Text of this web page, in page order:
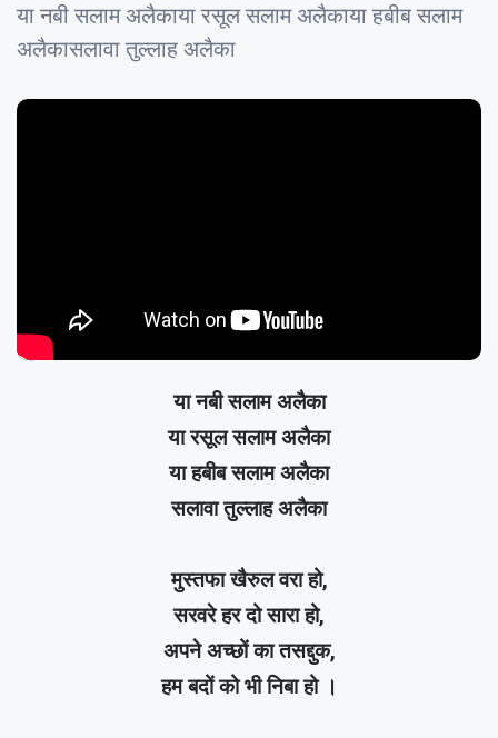
या नबी सलाम अलैकाया रसूल सलाम अलैकाया हबीब सलाम
अलैकासलावा तुल्लाह अलैका
या नबी सलाम अलैका
या रसूल सलाम अलैका
या हबीब सलाम अलैका
सलावा तुल्लाह अलैका
मुस्तफा खैरुल वरा हो,
सरवरे हर दो सारा हो,
अपने अच्छों का तसद्दुक,
हम बदों को भी निबा हो ।